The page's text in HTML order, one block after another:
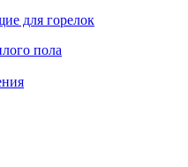
для горелок
пола